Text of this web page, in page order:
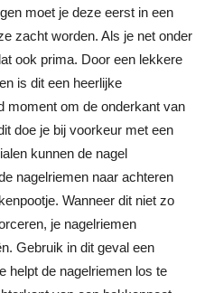
moet je deze eerst in een
zacht worden. Als je net onder
ook prima. Door een lekkere
is dit een heerlijke
moment om de onderkant van
doe je bij voorkeur met een
kunnen de nagel
nagelriemen naar achteren
Wanneer dit niet zo
je nagelriemen
Gebruik in dit geval een
helpt de nagelriemen los te